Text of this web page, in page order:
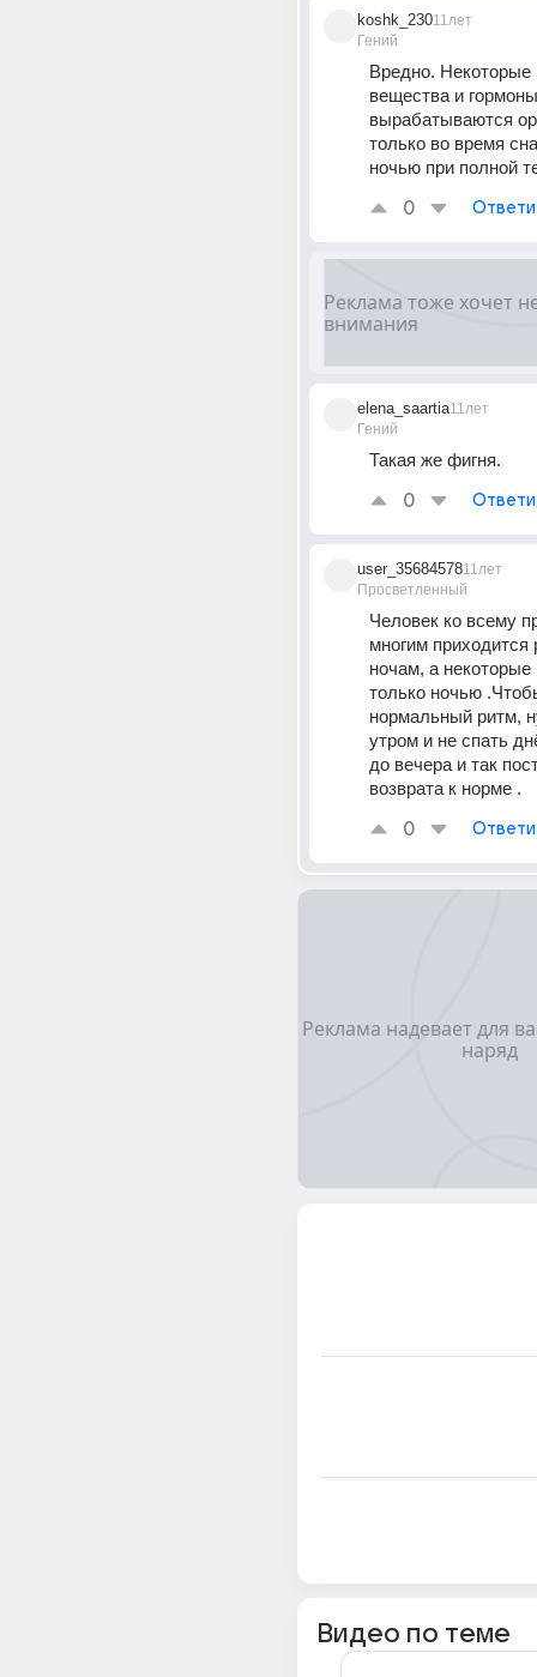
koshk_230
Гений
11лет
Вредно.
вещества и гормоны
вырабатываются
только во время
ночью при полной
0
elena_saartia
Гений
11лет
Такая же фигня.
0
user_35684578
Просветленный
11лет
Человек ко всему
многим приходится
ночам, а некоторые
только ночью
нормальный ритм,
утром и не спать
до вечера и так
возврата к норме .
0
Видео по теме